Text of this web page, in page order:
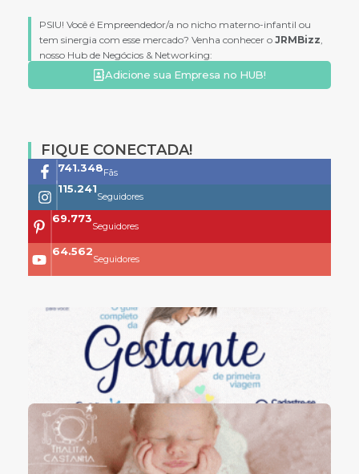
PSIU! Você é Empreendedor/a no nicho materno-infantil ou
tem sinergia com esse mercado? Venha conhecer o JRMBizz
nosso Hub de Negócios & Networking:
Adicione sua Empresa no HUB!
FIQUE CONECTADA!
761.659Fãs
118.399
Seguidores
73.704
Seguidores
68.200
Seguidores